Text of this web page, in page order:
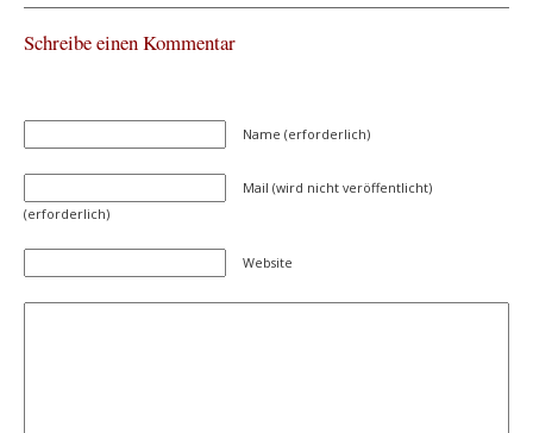
Schreibe einen Kommentar
Name (erforderlich)
Mail (wird nicht veröffentlicht)
(erforderlich)
Website